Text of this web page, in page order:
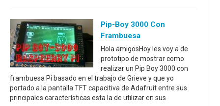
Pip-Boy 3000 Con
Frambuesa
Hola amigosHoy les voy a de
prototipo de mostrar como
realizar un Pip Boy 3000 con
frambuesa Pi basado en el trabajo de Grieve y que yo
portado a la pantalla TFT capacitiva de Adafruit entre sus
principales características esta la de utilizar en sus